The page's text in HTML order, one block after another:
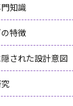
知識
特徴
された設計意図